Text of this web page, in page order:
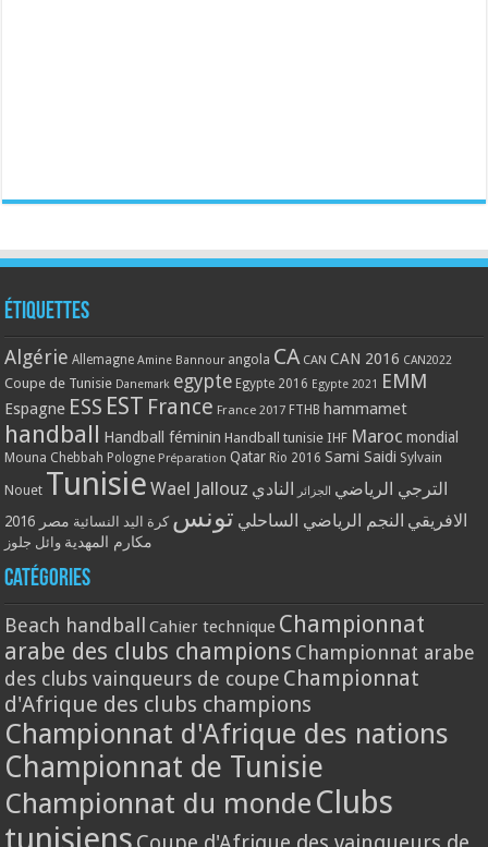
Étiquettes
Algérie Allemagne Amine Bannour angola CA CAN CAN 2016 CAN2022
Coupe de Tunisie Danemark egypte Egypte 2016 Egypte 2021 EMM
Espagne ESS EST France France 2017 FTHB hammamet
handball Handball féminin Handball tunisie IHF Maroc mondial
Mouna Chebbah Pologne Préparation Qatar Rio 2016 Sami Saidi Sylvain
Nouet Tunisie Wael Jallouz الترجي الرياضي الجزائر
النادي
الافريقي النجم الرياضي الساحلي تونس كرة اليد النسائية مصر 2016
مكارم المهدية وائل جلوز
Catégories
Beach handball Cahier technique Championnat
arabe des clubs champions Championnat arabe
des clubs vainqueurs de coupe Championnat
d'Afrique des clubs champions
Championnat d'Afrique des nations
Championnat de Tunisie
Championnat du monde Clubs